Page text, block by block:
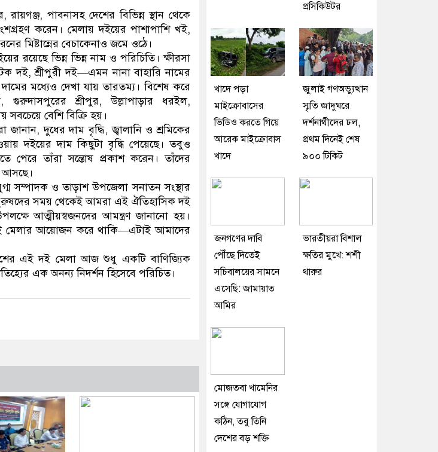
পাবনাসহ দেশের বিভিন্ন স্থান থেকে
করেন। মেলায় দইয়ের পাশাপাশি খই,
মিষ্টান্নের বেচাকেনাও জমে ওঠে।
রয়েছে ভিন্ন ভিন্ন নাম ও পরিচিতি। ক্ষীরসা
দই, শ্রীপুরী দই—এমন নানা বাহারি নামের
মধ্যেও দেখা যায় তারতম্য। বিশেষ করে
গুরুদাসপুরের শ্রীপুর, উল্লাপাড়ার ধরইল,
সবচেয়ে বেশি বিক্রি হয়।
দুধের দাম বৃদ্ধি, জ্বালানি ও শ্রমিকের
দইয়ের দাম কিছুটা বৃদ্ধি পেয়েছে। তবুও
পেরে তাঁরা সন্তোষ প্রকাশ করেন। তাঁদের
আসছে।
সম্পাদক ও তাড়াশ উপজেলা সনাতন সংস্থার
সময় থেকেই আমরা এই ঐতিহাসিক দই
আত্মীয়স্বজনদের আমন্ত্রণ জানানো হয়।
মেলার আয়োজন করে থাকি—এটাই আমাদের
এই দই মেলা আজ শুধু একটি বাণিজ্যিক
এক অনন্য নিদর্শন হিসেবে পরিচিত।
প্রসিকিউটর
খাদে পড়া
মাইক্রোবাসের
ভিডিও করতে গিয়ে
আরেক মাইক্রোবাস
খাদে
জুলাই গণঅভ্যুত্থান
স্মৃতি জাদুঘরে
দর্শনার্থীদের ঢল,
প্রথম দিনেই শেষ
৯০০ টিকিট
জনগণের দাবি
পৌঁছে দিতেই
সচিবালয়ের সামনে
এসেছি: জামায়াত
আমির
ভারতীয়রা বিশাল
ক্ষতির মুখে: শশী
থারুর
মোজতবা খামেনির
সঙ্গে যোগাযোগ
কঠিন, তবু তিনি
দেশের বড় শক্তি